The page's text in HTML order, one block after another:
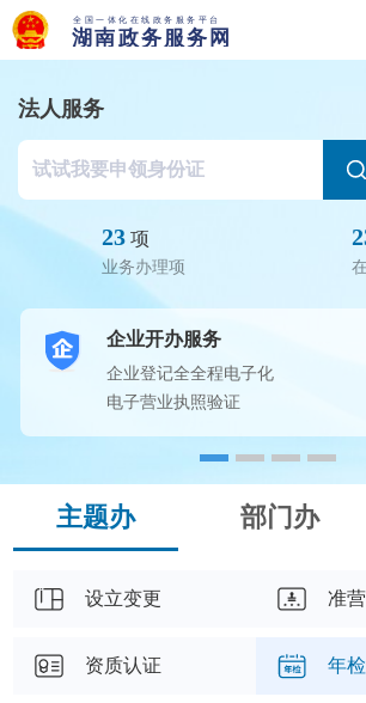
法人服务
23 项
业务办理项
企业开办服务
企业登记全全程电子化
电子营业执照验证
主题办 部门办
设立变更 准
资质认证 年